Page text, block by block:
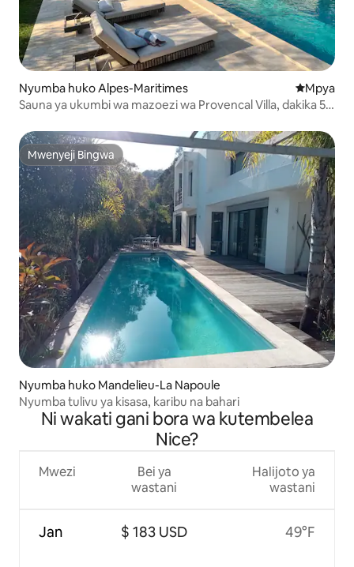
Nyumba huko Alpes-Maritimes Eneo jipya
Mpya
Sauna ya ukumbi wa mazoezi wa Provencal Villa, dakika 5
Mwenyeji Bingwa
Mwenyeji Bingwa
Nyumba huko Mandelieu-La Napoule
Nyumba tulivu ya kisasa, karibu na bahari
Ni wakati gani bora wa kutembelea
Nice?
Mwezi
Jan
Bei ya
wastani
$ 183 USD
Halijoto ya
wastani
49°F